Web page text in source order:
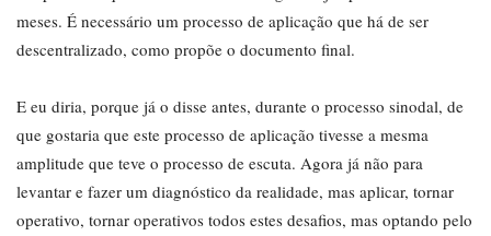
meses. É necessário um processo de aplicação que há de ser
descentralizado, como propõe o documento final.
E eu diria, porque já o disse antes, durante o processo sinodal, de
que gostaria que este processo de aplicação tivesse a mesma
amplitude que teve o processo de escuta. Agora já não para
levantar e fazer um diagnóstico da realidade, mas aplicar, tornar
operativo, tornar operativos todos estes desafios, mas optando pelo